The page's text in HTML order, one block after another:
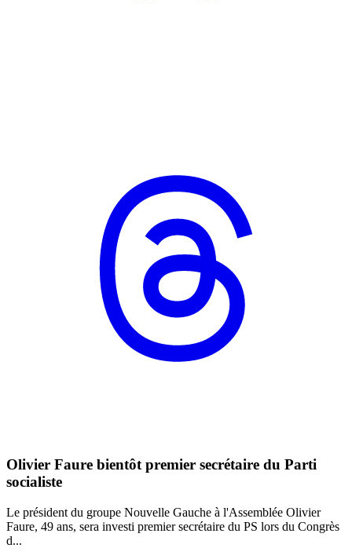
Olivier Faure bientôt premier secrétaire du Parti
socialiste
Le président du groupe Nouvelle Gauche à l'Assemblée Olivier
Faure, 49 ans, sera investi premier secrétaire du PS lors du Congrès
d...